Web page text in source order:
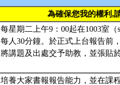
為確保您我的權利,
每星期二上午9：00起在1003室
每人30分鐘。於正式上台報告前
將講題及出處交予助教，並張貼
培養大家書報報告能力，並在課